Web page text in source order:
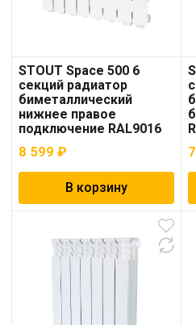
STOUT Space 500 6
секций радиатор
биметаллический
нижнее правое
подключение RAL9016
8 599 ₽
В корзину